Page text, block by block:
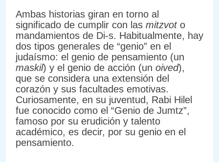
Ambas historias giran en torno al
significado de cumplir con las mitzvoto
mandamientos de Di-s. Habitualmente, hay
dos tipos generales de “genio” en el
judaísmo: el genio de pensamiento (un
maskil) y el genio de acción (un oived),
que se considera una extensión del
corazón y sus facultades emotivas.
Curiosamente, en su juventud, Rabi Hilel
fue conocido como el “Genio de Jumtz”,
famoso por su erudición y talento
académico, es decir, por su genio en el
pensamiento.